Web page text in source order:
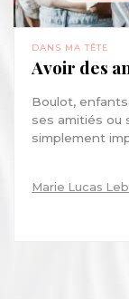
DANS MA TÊTE
Avoir des
Boulot,
ses amitiés ou
simplement
Marie Lucas